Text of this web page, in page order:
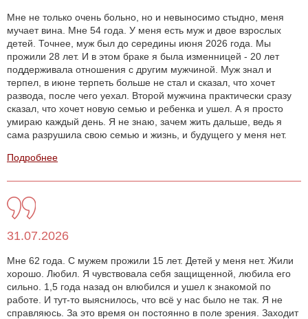
Мне не только очень больно, но и невыносимо стыдно, меня
мучает вина. Мне 54 года. У меня есть муж и двое взрослых
детей. Точнее, муж был до середины июня 2026 года. Мы
прожили 28 лет. И в этом браке я была изменницей - 20 лет
поддерживала отношения с другим мужчиной. Муж знал и
терпел, в июне терпеть больше не стал и сказал, что хочет
развода, после чего уехал. Второй мужчина практически сразу
сказал, что хочет новую семью и ребенка и ушел. А я просто
умираю каждый день. Я не знаю, зачем жить дальше, ведь я
сама разрушила свою семью и жизнь, и будущего у меня нет.
Подробнее
31.07.2026
Мне 62 года. С мужем прожили 15 лет. Детей у меня нет. Жили
хорошо. Любил. Я чувствовала себя защищенной, любила его
сильно. 1,5 года назад он влюбился и ушел к знакомой по
работе. И тут-то выяснилось, что всё у нас было не так. Я не
справляюсь. За это время он постоянно в поле зрения. Заходит